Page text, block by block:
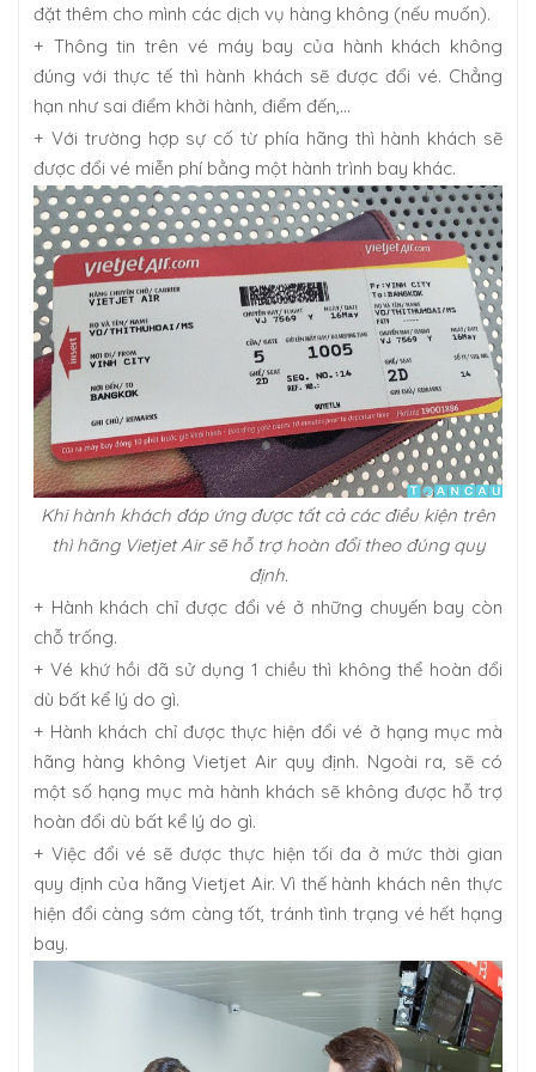
đặt thêm cho mình các dịch vụ hàng không (nếu muốn).
+ Thông tin trên vé máy bay của hành khách không
đúng với thực tế thì hành khách sẽ được đổi vé. Chẳng
hạn như sai điểm khởi hành, điểm đến,…
+ Với trường hợp sự cố từ phía hãng thì hành khách sẽ
được đổi vé miễn phí bằng một hành trình bay khác.
Khi hành khách đáp ứng được tất cả các điều kiện trên
thì hãng Vietjet Air sẽ hỗ trợ hoàn đổi theo đúng quy
định.
+ Hành khách chỉ được đổi vé ở những chuyến bay còn
chỗ trống.
+ Vé khứ hồi đã sử dụng 1 chiều thì không thể hoàn đổi
dù bất kể lý do gì.
+ Hành khách chỉ được thực hiện đổi vé ở hạng mục mà
hãng hàng không Vietjet Air quy định. Ngoài ra, sẽ có
một số hạng mục mà hành khách sẽ không được hỗ trợ
hoàn đổi dù bất kể lý do gì.
+ Việc đổi vé sẽ được thực hiện tối đa ở mức thời gian
quy định của hãng Vietjet Air. Vì thế hành khách nên thực
hiện đổi càng sớm càng tốt, tránh tình trạng vé hết hạng
bay.